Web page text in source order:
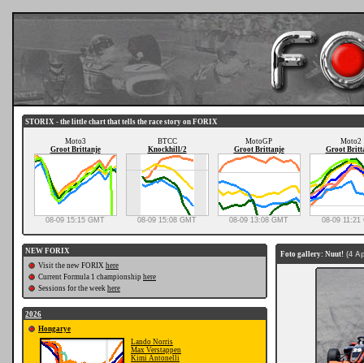
STORIX - the little chart that tells the race story on FORIX
Moto3
Groot Brittanje
08-09 15:15 GMT
BTCC
Knockhill/2
08-09 15:08 GMT
MotoGP
Groot Brittanje
08-09 13:08 GMT
Moto2
Groot
08-09 11:21
NEW FORIX
Visit the new FORIX here
Current Formula 1 championship here
Sessions for the week here
2026
Hongarye
Lando Norris
Max Verstappen
Kimi Antonelli
Foto gallery: Nuut! (4